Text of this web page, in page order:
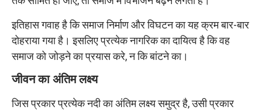
इतिहास गवाह है कि समाज निर्माण और विघटन का यह क्रम बार-बार
दोहराया गया है। इसलिए प्रत्येक नागरिक का दायित्व है कि वह
समाज को जोड़ने का प्रयास करे, न कि बांटने का।
जीवन का अंतिम लक्ष्य
जिस प्रकार प्रत्येक नदी का अंतिम लक्ष्य समुद्र है, उसी प्रकार